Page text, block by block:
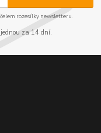
rozesílky newsletteru.
za 14 dní.